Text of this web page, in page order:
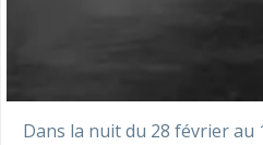
Dans la nuit du 28 février au